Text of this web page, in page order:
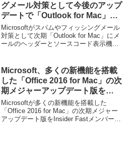
グメール対策として今後のアップ
デートで「Outlook for Mac」に
メールヘッダーや本文のソースコ
ード表示機能を追加。
Microsoftがスパムやフィッシングメール
対策として次期「Outlook for Mac」にメ
ールのヘッダーとソースコード表示機能
Microsoft、多くの新機能を搭載
した「Office 2016 for Mac」の次
期メジャーアップデート版を
Insider Fastメンバーに公開。
Microsoftが多くの新機能を搭載した
「Office 2016 for Mac」の次期メジャー
アップデート版をInsider Fastメンバーに